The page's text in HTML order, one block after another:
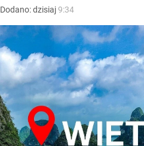
Dodano:dzisiaj9:34